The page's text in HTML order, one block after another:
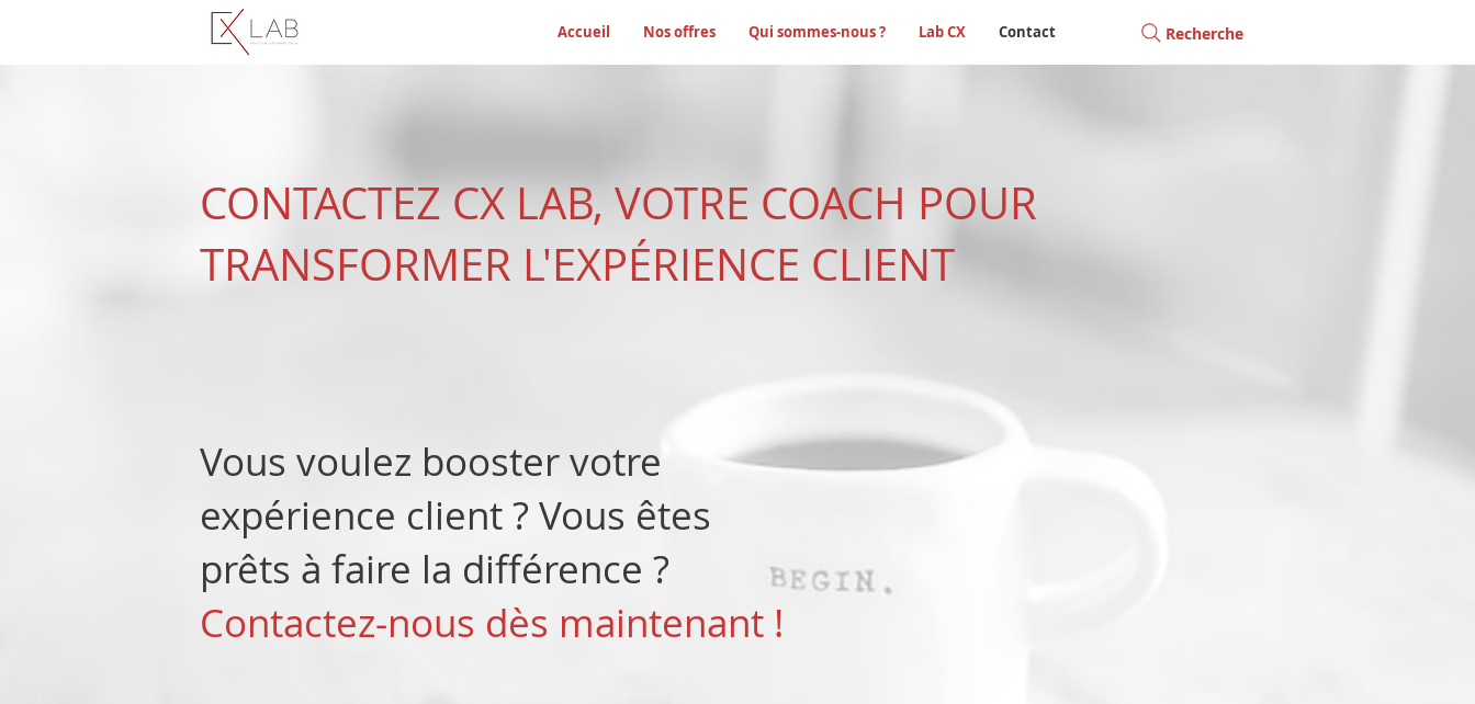
Accueil Nos offres Qui sommes-nous ? Lab CX Contact Recherche
CONTACTEZ CX LAB, VOTRE COACH POUR
TRANSFORMER L'EXPÉRIENCE CLIENT
Vous voulez booster votre
expérience client ? Vous êtes
prêts à faire la différence ?
Contactez-nous dès maintenant !